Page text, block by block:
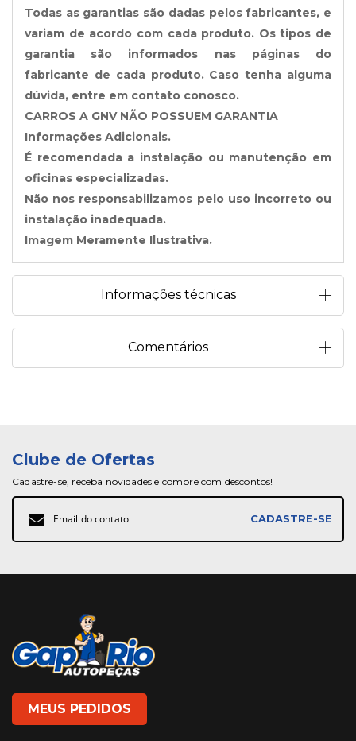
Todas as garantias são dadas pelos fabricantes, e
variam de acordo com cada produto. Os tipos de
garantia são informados nas páginas do
fabricante de cada produto. Caso tenha alguma
dúvida, entre em contato conosco.
CARROS A GNV NÃO POSSUEM GARANTIA
Informações Adicionais.
É recomendada a instalação ou manutenção em
oficinas especializadas.
Não nos responsabilizamos pelo uso incorreto ou
instalação inadequada.
Imagem Meramente Ilustrativa.
Informações técnicas
Comentários
Clube de Ofertas
Cadastre-se, receba novidades e compre com descontos!
Inscreva-
na
Newsletter:
CADASTRE-SE
MEUS PEDIDOS